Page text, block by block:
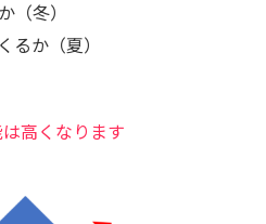
（冬）
るか（夏）
高くなります